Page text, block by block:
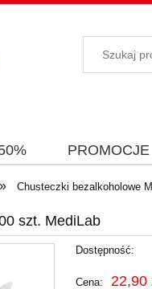
PROMOCJE
» Chusteczki bezalkoholowe
szt. MediLab
Dostępność:
Cena: 22,90